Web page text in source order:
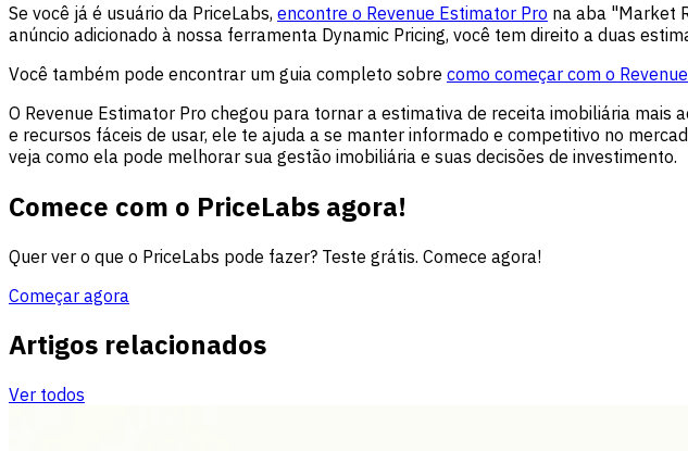
Se você já é usuário da PriceLabs, encontre o Revenue Estimator Pro na aba "Market
anúncio adicionado à nossa ferramenta Dynamic Pricing, você tem direito a duas
Você também pode encontrar um guia completo sobre como começar com o
O Revenue Estimator Pro chegou para tornar a estimativa de receita imobiliária
e recursos fáceis de usar, ele te ajuda a se manter informado e competitivo no
veja como ela pode melhorar sua gestão imobiliária e suas decisões de investimento.
Comece com o PriceLabs agora!
Quer ver o que o PriceLabs pode fazer? Teste grátis. Comece agora!
Começar agora
Artigos relacionados
Ver todos